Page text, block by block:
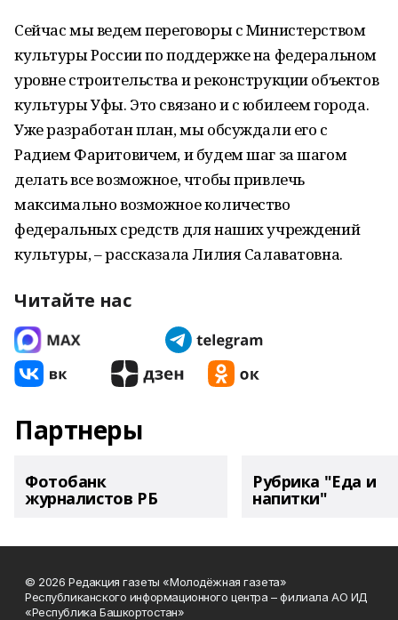
Сейчас мы ведем переговоры с Министерством
культуры России по поддержке на федеральном
уровне строительства и реконструкции объектов
культуры Уфы. Это связано и с юбилеем города.
Уже разработан план, мы обсуждали его с
Радием Фаритовичем, и будем шаг за шагом
делать все возможное, чтобы привлечь
максимально возможное количество
федеральных средств для наших учреждений
культуры, – рассказала Лилия Салаватовна.
Читайте нас
Партнеры
Фотобанк
журналистов РБ
Рубрика "Еда и
напитки"
© 2026 Редакция газеты «Молодёжная газета»
Республиканского информационного центра – филиала АО ИД
«Республика Башкортостан»